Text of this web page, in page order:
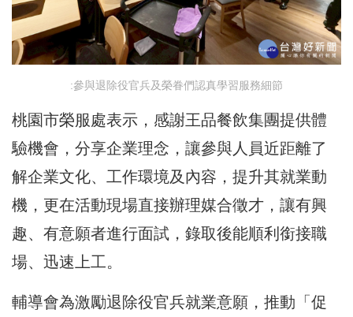
:參與退除役官兵及榮眷們認真學習服務細節
桃園市榮服處表示，感謝王品餐飲集團提供體
驗機會，分享企業理念，讓參與人員近距離了
解企業文化、工作環境及內容，提升其就業動
機，更在活動現場直接辦理媒合徵才，讓有興
趣、有意願者進行面試，錄取後能順利銜接職
場、迅速上工。
輔導會為激勵退除役官兵就業意願，推動「促